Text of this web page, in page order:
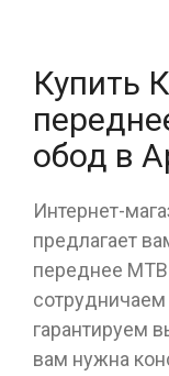
Купить
обод в
Интернет-
предлагает
переднее
гарантируем
вам нужна